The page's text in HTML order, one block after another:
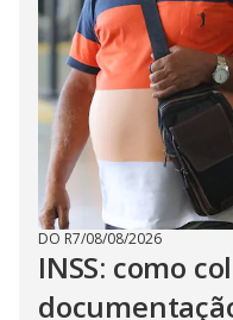
DO R7/08/08/2026
INSS: como